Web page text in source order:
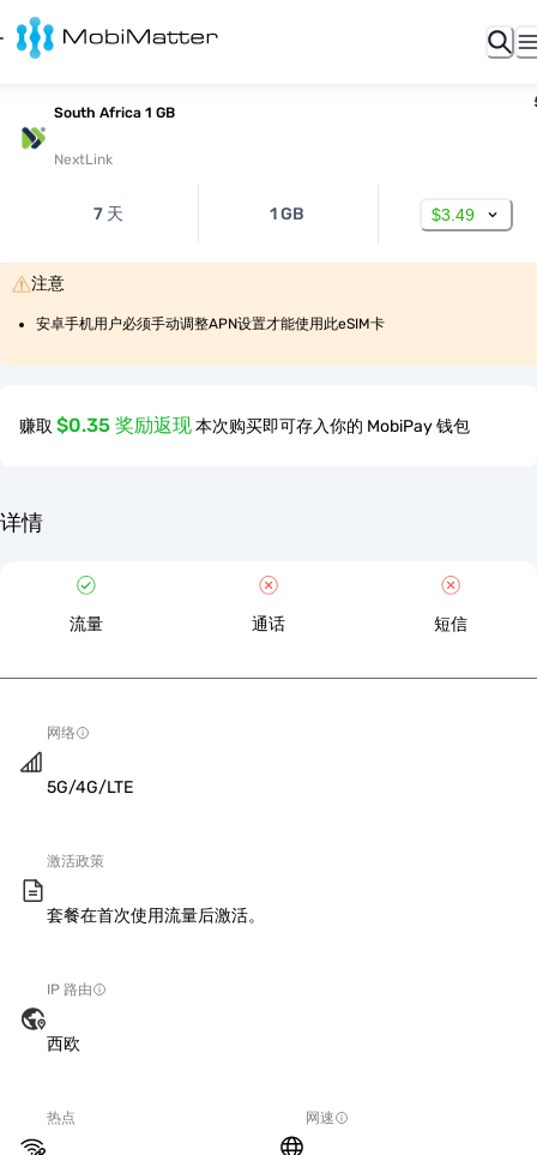
South Africa 1 GB
NextLink
7 天 1 GB $3.49
注意
安卓手机用户必须手动调整APN设置才能使用此eSIM卡
赚取 $0.35 奖励返现本次购买即可存入你的 MobiPay 钱包
详情
流量 通话 短信
网络
5G/4G/LTE
激活政策
套餐在首次使用流量后激活。
IP 路由
西欧
热点 网速